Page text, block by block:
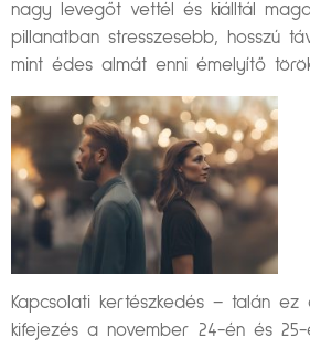
nagy levegőt vettél és kiálltál
pillanatban stresszesebb, hosszú
mint édes almát enni émelyítő
Kapcsolati kertészkedés – talán
kifejezés a november 24-én és